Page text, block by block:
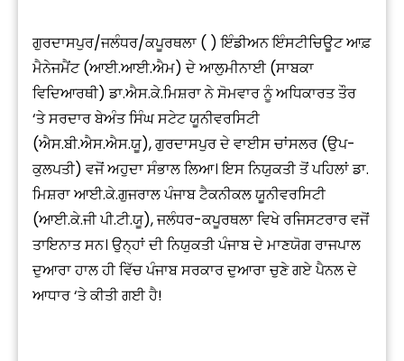
ਗੁਰਦਾਸਪੁਰ/ਜਲੰਧਰ/ਕਪੂਰਥਲਾ ( ) ਇੰਡੀਅਨ ਇੰਸਟੀਚਿਊਟ ਆਫ਼
ਮੈਨੇਜਮੈਂਟ (ਆਈ.ਆਈ.ਐਮ) ਦੇ ਆਲੁਮੀਨਾਈ (ਸਾਬਕਾ
ਵਿਦਿਆਰਥੀ) ਡਾ.ਐਸ.ਕੇ.ਮਿਸ਼ਰਾ ਨੇ ਸੋਮਵਾਰ ਨੂੰ ਅਧਿਕਾਰਤ ਤੌਰ
‘ਤੇ ਸਰਦਾਰ ਬੇਅੰਤ ਸਿੰਘ ਸਟੇਟ ਯੂਨੀਵਰਸਿਟੀ
(ਐਸ.ਬੀ.ਐਸ.ਐਸ.ਯੂ), ਗੁਰਦਾਸਪੁਰ ਦੇ ਵਾਈਸ ਚਾਂਸਲਰ (ਉਪ-
ਕੁਲਪਤੀ) ਵਜੋਂ ਅਹੁਦਾ ਸੰਭਾਲ ਲਿਆ। ਇਸ ਨਿਯੁਕਤੀ ਤੋਂ ਪਹਿਲਾਂ ਡਾ.
ਮਿਸ਼ਰਾ ਆਈ.ਕੇ.ਗੁਜਰਾਲ ਪੰਜਾਬ ਟੈਕਨੀਕਲ ਯੂਨੀਵਰਸਿਟੀ
(ਆਈ.ਕੇ.ਜੀ ਪੀ.ਟੀ.ਯੂ), ਜਲੰਧਰ-ਕਪੂਰਥਲਾ ਵਿਖੇ ਰਜਿਸਟਰਾਰ ਵਜੋਂ
ਤਾਇਨਾਤ ਸਨ। ਉਨ੍ਹਾਂ ਦੀ ਨਿਯੁਕਤੀ ਪੰਜਾਬ ਦੇ ਮਾਣਯੋਗ ਰਾਜਪਾਲ
ਦੁਆਰਾ ਹਾਲ ਹੀ ਵਿੱਚ ਪੰਜਾਬ ਸਰਕਾਰ ਦੁਆਰਾ ਚੁਣੇ ਗਏ ਪੈਨਲ ਦੇ
ਆਧਾਰ ‘ਤੇ ਕੀਤੀ ਗਈ ਹੈ!